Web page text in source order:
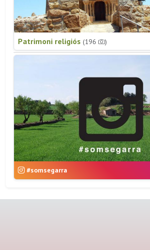
Patrimoni religiós (196 )
#somsegarra